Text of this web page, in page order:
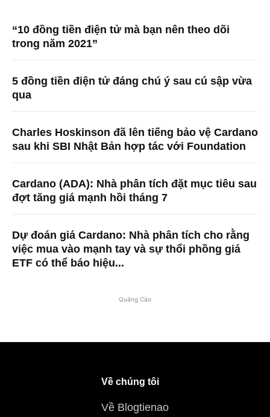
“10 đồng tiền điện tử mà bạn nên theo dõi
trong năm 2021”
5 đồng tiền điện tử đáng chú ý sau cú sập vừa
qua
Charles Hoskinson đã lên tiếng bảo vệ Cardano
sau khi SBI Nhật Bản hợp tác với Foundation
Cardano (ADA): Nhà phân tích đặt mục tiêu sau
đợt tăng giá mạnh hồi tháng 7
Dự đoán giá Cardano: Nhà phân tích cho rằng
việc mua vào mạnh tay và sự thổi phồng giá
ETF có thể báo hiệu...
Quảng Cáo
Về chúng tôi
Về Blogtienao